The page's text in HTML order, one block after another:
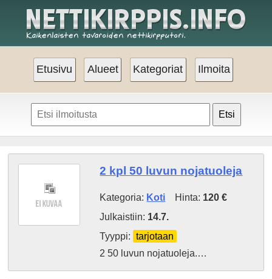
Etusivu Alueet Kategoriat Ilmoita
Etsi
2 kpl 50 luvun nojatuoleja
Kategoria: Koti Hinta: 120 €
Julkaistiin: 14.7.
Tyyppi:
tarjotaan
2 50 luvun nojatuoleja.…